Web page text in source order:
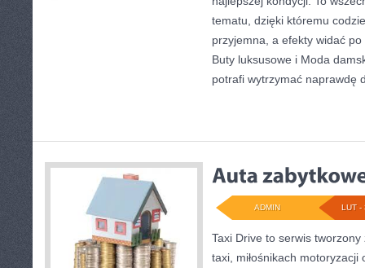
tematu, dzięki któremu
przyjemna, a efekty widać
Buty luksusowe i Moda
potrafi wytrzymać naprawdę
LUT -
ADMIN
Taxi Drive to serwis
taxi, miłośnikach